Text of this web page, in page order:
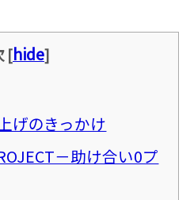
[hide]
げのきっかけ
－助け合い0プ